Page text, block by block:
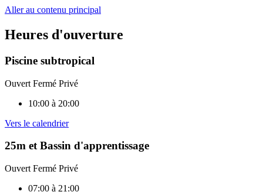
Aller au contenu principal
Heures d'ouverture
Piscine subtropical
Ouvert Fermé Privé
10:00 à 20:00
Vers le calendrier
25m et Bassin d'apprentissage
Ouvert Fermé Privé
07:00 à 21:00